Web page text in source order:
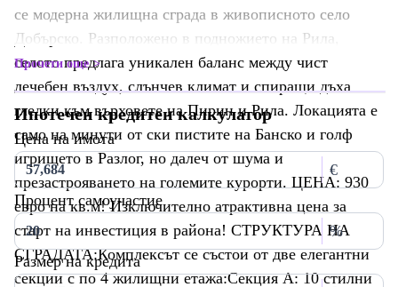
се модерна жилищна сграда в живописното село
Добърско. Разположено в подножието на Рила,
селото предлага уникален баланс между чист
лечебен въздух, слънчев климат и спиращи дъха
гледки към върховете на Пирин и Рила. Локацията е
само на минути от ски пистите на Банско и голф
игрището в Разлог, но далеч от шума и
презастрояването на големите курорти. ЦЕНА: 930
евро на кв.м! Изключително атрактивна цена за
старт на инвестиция в района! СТРУКТУРА НА
СГРАДАТА:Комплексът се състои от две елегантни
секции с по 4 жилищни етажа:Секция А: 10 стилни
Прочети още
Ипотечен кредитен калкулатор
Цена на имота
€
Процент самоучастие
%
Размер на кредита